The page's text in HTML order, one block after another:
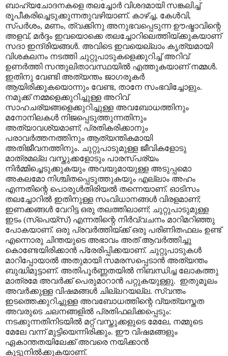
ബാഹ്യചോദനകളെ തലച്ചോർ വിശദമായി സങ്കലിച്ച്
രൂപീകരിച്ചെടുക്കുന്നതുവഴിയാണ്. കാഴ്ച്ച, കേൾവി,
സ്പർശം, മണം, ത്വക്കിനു അനുഭവപ്പെടുന്ന ഊഷ്മാവിന്റെ
അളവ്, മർദ്ദം ഇവയൊക്കെ തലച്ചോറിലെത്തിയ്ക്കുകയാണ്
സദാ ഇന്ദ്രിയങ്ങൾ. അവിടെ ഇവയെല്ലാം കൃത്യമായി
വിശകലനം നടത്തി ചുറ്റുപാടുകളെക്കുറിച്ച് അറിവ്
ഉണർത്തി സന്തുലിതാവസ്ഥയിൽ എത്തുകയാണ് നമ്മൾ.
ഇതിനു വേണ്ടി അത്യന്തം ജാഗരൂകർ
ആയിരിക്കുകയൊന്നും വേണ്ട, താനേ സംഭവിച്ചോളും.
നമുക്ക് നമ്മളെക്കുറിച്ചുള്ള അറിവ്
സാഹചര്യങ്ങളെക്കുറിച്ചുള്ള അവബോധത്തിനും
മനോനിലകൾ നിജപ്പെടുത്തുന്നതിനും
അത്യാവശ്യമാണ്; പ്രതികരിക്കാനും
പരാവർത്തനത്തിനും ആത്യന്തികമായി
അതിജീവനത്തിനും. ചുറ്റുപാടുമുള്ള ജീവികളോടു
മാത്രമല്ല വസ്തുക്കളോടും പാരസ്പര്യം
നിർമ്മിച്ചെടുക്കുകയും അവയുമായുള്ള അടുപ്പമൊ
അകലമോ നിശ്ചിതപ്പെടുത്തുകയും എല്ലാം അഹം
എന്നതിന്റെ പൊരുൾതിരിയൽ തന്നെയാണ്. ഓടിസം
തലച്ചോറിൽ ഇതിനുള്ള സംവിധാനങ്ങൾ വിരളമാണ്;
ഇണക്കങ്ങൾ വേറിട്ട ഒരു തലത്തിലാണ്; ചുറ്റുപാടുമുള്ള
ഇടം (സ്പെയ്സ്) എന്നതിന്റെ നിർവ്വചനം മാറിമറിഞ്ഞു
പോകയാണ്. ഒരു പ്രവർത്തിയ്ക്ക് ഒരു പരിണിതഫലം ഉണ്ട്
എന്നൊരു ചിന്തയുടെ അഭാവം അത് ആവർത്തിച്ചു
കൊണ്ടേയിരിക്കാൻ പ്രേരിപ്പിക്കയാണ്. ചുറ്റുപാടുകൾ
മാറിപ്പോയാൽ അതുമായി സമരസപ്പെടാൻ അത്യന്തം
ബുദ്ധിമുട്ടാണ്. അതിപൂർണ്ണതയിൽ നിബന്ധിച്ച ലോകത്തു
മാത്രമേ അവർക്ക് പെരുമാറാൻ പറ്റുകയുള്ളു. ഇതുമൂലം
അവർക്കുള്ള വിഷമങ്ങൾ ചില്ലറയല്ല. സ്വന്തം
ഇടത്തെക്കുറിച്ചുള്ള അവബോധത്തിന്റെ വ്യത്യസ്തത
അവരുടെ ചലനങ്ങളിൽ പ്രതിഫലിക്കപ്പെടും:
നടക്കുന്നതിനിടയിൽ മറ്റ് വസ്തുക്കളുടെ മേലേ, നമ്മുടെ
മേലേ വന്ന് മുട്ടിയെന്നിരിക്കും. ഈ വിഷമങ്ങളും
ഏകാന്തതയിലേക്ക് അവരെ നയിക്കാൻ
കൂട്ടുനിൽക്കുകയാണ്.